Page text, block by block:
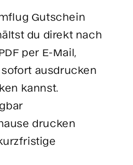
Gutschein
du direkt nach
per E-Mail,
ausdrucken
kannst.
drucken